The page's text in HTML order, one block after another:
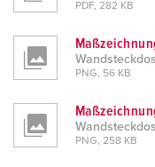
PDF, 282 KB
PNG, 56 KB
PNG, 258 KB